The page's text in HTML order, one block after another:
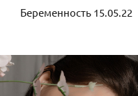
Беременность 15.05.22